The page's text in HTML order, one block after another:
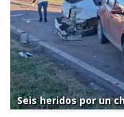
Seis heridos por un